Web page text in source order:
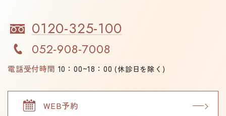
0120-325-100
052-908-7008
電話受付時間 10：00~18：00 (休診日を除く)
WEB予約